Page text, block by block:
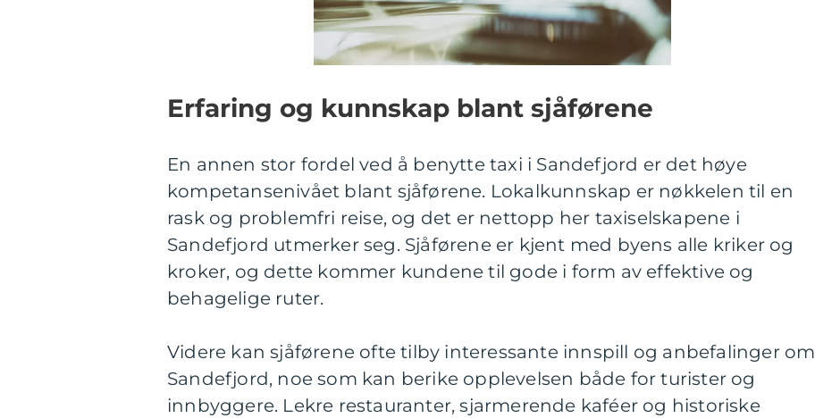
Erfaring og kunnskap blant sjåførene
En annen stor fordel ved å benytte taxi i Sandefjord er det høye
kompetansenivået blant sjåførene. Lokalkunnskap er nøkkelen til en
rask og problemfri reise, og det er nettopp her taxiselskapene i
Sandefjord utmerker seg. Sjåførene er kjent med byens alle kriker og
kroker, og dette kommer kundene til gode i form av effektive og
behagelige ruter.
Videre kan sjåførene ofte tilby interessante innspill og anbefalinger om
Sandefjord, noe som kan berike opplevelsen både for turister og
innbyggere. Lekre restauranter, sjarmerende kaféer og historiske